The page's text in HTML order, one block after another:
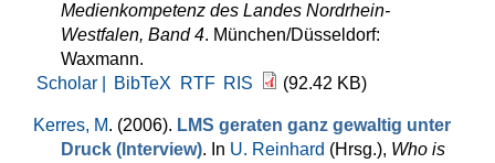
Medienkompetenz des Landes Nordrhein-
Westfalen, Band 4. München/Düsseldorf:
Waxmann.
Scholar |
BibTeX RTF RIS (92.42 KB)
Kerres, M. (2006). LMS geraten ganz gewaltig unter
Druck (Interview). In U. Reinhard (Hrsg.), Who is